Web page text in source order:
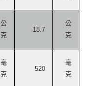
公
克
18.7
公
克
毫
克
520
毫
克